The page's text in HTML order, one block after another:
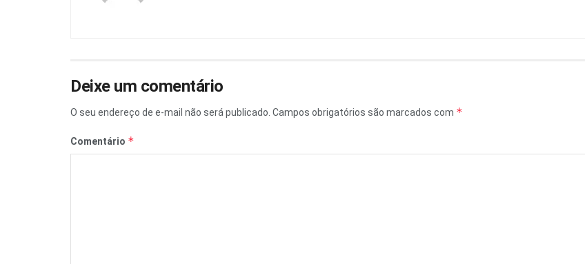
Deixe um comentário
O seu endereço de e-mail não será publicado. Campos obrigatórios são marcados com *
Comentário *